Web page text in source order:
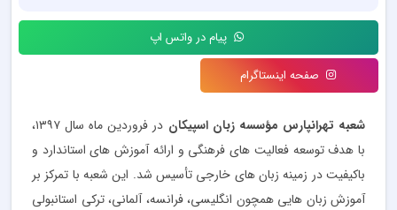
پیام در واتس اپ
صفحه اینستاگرام
شعبه تهرانپارس مؤسسه زبان اسپیکان
در فروردین ماه سال ۱۳۹۷،
با هدف توسعه فعالیت های فرهنگی و ارائه آموزش های استاندارد و
باکیفیت در زمینه زبان های خارجی تأسیس شد. این شعبه با تمرکز بر
آموزش زبان هایی همچون انگلیسی، فرانسه، آلمانی، ترکی استانبولی